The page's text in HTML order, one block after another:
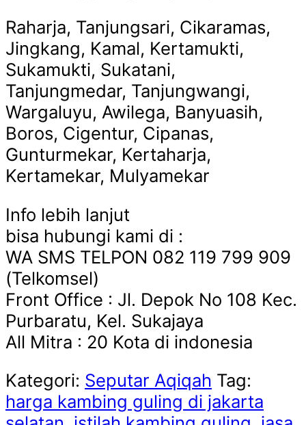
Raharja, Tanjungsari, Cikaramas,
Jingkang, Kamal, Kertamukti,
Sukamukti, Sukatani,
Tanjungmedar, Tanjungwangi,
Wargaluyu, Awilega, Banyuasih,
Boros, Cigentur, Cipanas,
Gunturmekar, Kertaharja,
Kertamekar, Mulyamekar
Info lebih lanjut
bisa hubungi kami di :
WA SMS TELPON 082 119 799 909
(Telkomsel)
Front Office : Jl. Depok No 108 Kec.
Purbaratu, Kel. Sukajaya
All Mitra : 20 Kota di indonesia
Kategori: Seputar Aqiqah Tag:
harga kambing guling di jakarta